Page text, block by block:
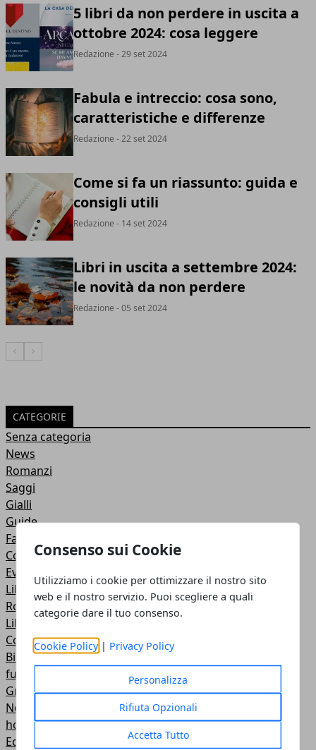
Consenso sui Cookie
Utilizziamo i cookie per ottimizzare il nostro sito
web e il nostro servizio. Puoi scegliere a quali
categorie dare il tuo consenso.
Cookie Policy | Privacy Policy
Personalizza
Rifiuta Opzionali
Accetta Tutto
5 libri da non perdere in uscita a
ottobre 2024: cosa leggere
Redazione - 29 set 2024
Fabula e intreccio: cosa sono,
caratteristiche e differenze
Redazione - 22 set 2024
Come si fa un riassunto: guida e
consigli utili
Redazione - 14 set 2024
Libri in uscita a settembre 2024:
le novità da non perdere
Redazione - 05 set 2024
Articolo Precedente
Articolo Successivo
CATEGORIE
Senza categoria
News
Romanzi
Saggi
Gialli
Guide
Fantasy
Concorsi Letterari
Eventi
Libri di Marketing
Romantici
Libri per bambini
Comici
Biografie
fumetti
Grandi Classici
Non solo libri
horror
Economia